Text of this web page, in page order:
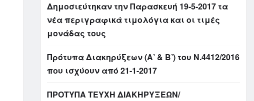
Δημοσιεύτηκαν την Παρασκευή 19-5-2017 τα
νέα περιγραφικά τιμολόγια και οι τιμές
μονάδας τους
Πρότυπα Διακηρύξεων (Α’ & Β’) του Ν.4412/2016
που ισχύουν από 21-1-2017
ΠΡΟΤΥΠΑ ΤΕΥΧΗ ΔΙΑΚΗΡΥΞΕΩΝ/